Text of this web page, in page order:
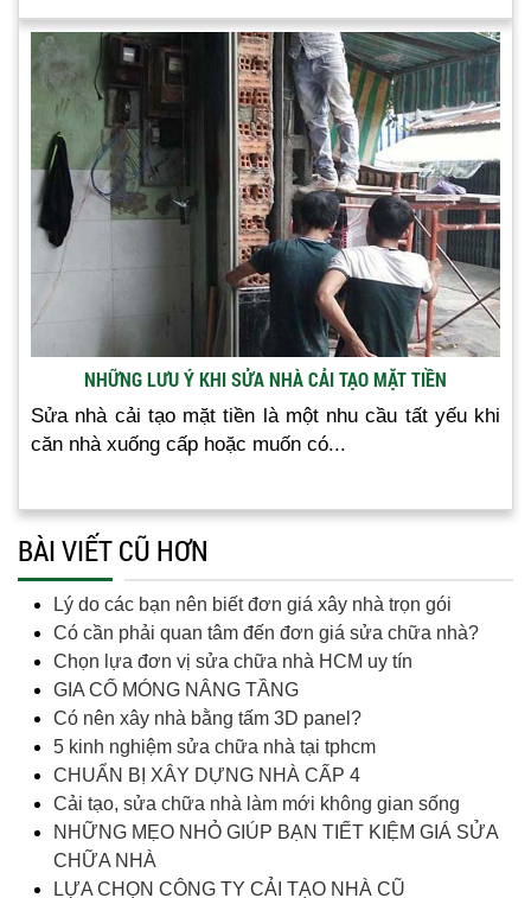
NHỮNG LƯU Ý KHI SỬA NHÀ CẢI TẠO MẶT TIỀN
Sửa nhà cải tạo mặt tiền là một nhu cầu tất yếu khi
căn nhà xuống cấp hoặc muốn có...
BÀI VIẾT CŨ HƠN
Lý do các bạn nên biết đơn giá xây nhà trọn gói
Có cần phải quan tâm đến đơn giá sửa chữa nhà?
Chọn lựa đơn vị sửa chữa nhà HCM uy tín
GIA CỐ MÓNG NÂNG TẦNG
Có nên xây nhà bằng tấm 3D panel?
5 kinh nghiệm sửa chữa nhà tại tphcm
CHUẨN BỊ XÂY DỰNG NHÀ CẤP 4
Cải tạo, sửa chữa nhà làm mới không gian sống
NHỮNG MẸO NHỎ GIÚP BẠN TIẾT KIỆM GIÁ SỬA
CHỮA NHÀ
LỰA CHỌN CÔNG TY CẢI TẠO NHÀ CŨ